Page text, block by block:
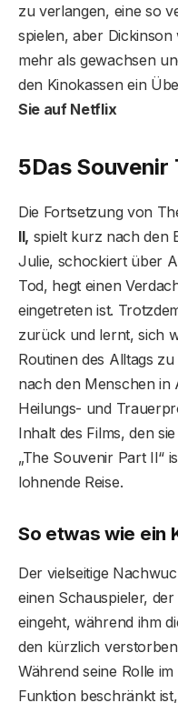
zu verlangen, eine so
spielen, aber
mehr als gewachsen
den Kinokassen ein
Sie auf Netflix
5Das Souvenir
Die Fortsetzung von
II, spielt kurz nach den
Julie, schockiert über
Tod, hegt einen
eingetreten ist.
zurück und lernt, sich
Routinen des Alltags
nach den Menschen in
Heilungs- und
Inhalt des Films, den
„The Souvenir Part II“
lohnende Reise.
So etwas wie ein
Der vielseitige
einen Schauspieler,
eingeht, während ihm
den kürzlich
Während seine Rolle
Funktion beschränkt